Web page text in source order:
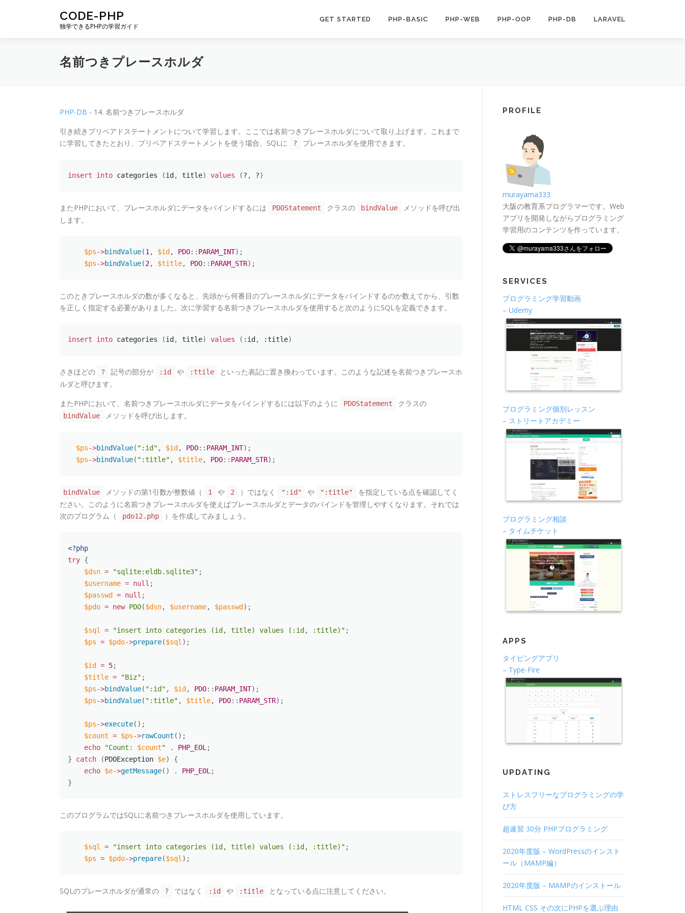
CODE-PHP
独学できるPHPの学習ガイド
GET STARTED PHP-BASIC PHP-WEB PHP-OOP PHP-DB LARAVEL
名前つきプレースホルダ
PHP-DB - 14. 名前つきプレースホルダ
引き続きプリペアドステートメントについて学習します。ここでは名前つきプレースホルダについて取り上げます。これまで
に学習してきたとおり、プリペアドステートメントを使う場合、SQLに
? プレースホルダを使用できます。
insert into categories (id , title) values (? , ?)
またPHPにおいて、プレースホルダにデータをバインドするには PDOStatement クラスの bindValue
メソッドを呼び出
します。
$ps->bindValue(1 , $id , PDO: : PARAM_INT) ;
$ps->bindValue(2, $title, PDO: : PARAM_STR) ;
このときプレースホルダの数が多くなると、先頭から何番目のプレースホルダにデータをバインドするのか数えてから、引数
を正しく指定する必要がありました。次に学習する名前つきプレースホルダを使用すると次のようにSQLを定義できます。
insert into categories (id , title) values ( :id , :title)
さきほどの ? 記号の部分が :id や :ttile
といった表記に置き換わっています。このような記述を名前つきプレースホ
ルダと呼びます。
またPHPにおいて、名前つきプレースホルダにデータをバインドするには以下のように
PDOStatement クラスの
bindValue メソッドを呼び出します。
$ps->bindValue( ":id" , $id , PDO: : PARAM_INT) ;
$ps->bindValue( ":title" , $title, PDO: : PARAM_STR) ;
bindValue メソッドの第1引数が整数値（ 1 や 2 ）ではなく ":id" や ":title"
を指定している点を確認してく
ださい。このように名前つきプレースホルダを使えばプレースホルダとデータのバインドを管理しやすくなります。それでは
次のプログラム（
pdo12.php ）を作成してみましょう。
<?php
try {
$dsn = "sqlite:eldb.sqlite3" ;
$username = null ;
$passwd
= null ;
$pdo = new PDO($dsn, $username, $passwd ) ;
$sql = "insert into categories (id, title) values (:id, :title)" ;
$ps = $pdo->prepare($sql ) ;
$id = 5;
$title = "Biz" ;
$ps->bindValue( ":id" , $id , PDO: : PARAM_INT) ;
$ps->bindValue( ":title" , $title, PDO: : PARAM_STR) ;
$ps->execute( ) ;
$count = $ps->rowCount ( ) ;
echo
"Count: $count" . PHP_EOL ;
}
catch (PDOException $e)
{
echo $e->getMessage( ) . PHP_EOL ;
}
このプログラムではSQLに名前つきプレースホルダを使用しています。
$sql = "insert into categories (id, title) values (:id, :title)" ;
$ps = $pdo->prepare($sql ) ;
SQLのプレースホルダが通常の ? ではなく :id や :title となっている点に注意してください。
PROFILE
murayama333
大阪の教育系プログラマーです。Web
アプリを開発しながらプログラミング
学習用のコンテンツを作っています。
SERVICES
プログラミング学習動画
– Udemy
プログラミング個別レッスン
– ストリートアカデミー
プログラミング相談
– タイムチケット
APPS
タイピングアプリ
– Type-Fire
UPDATING
ストレスフリーなプログラミングの学
び方
超速習 30分 PHPプログラミング
2020年度版 – WordPressのインスト
ール（MAMP編）
2020年度版 – MAMPのインストール
HTML CSS その次にPHPを選ぶ理由